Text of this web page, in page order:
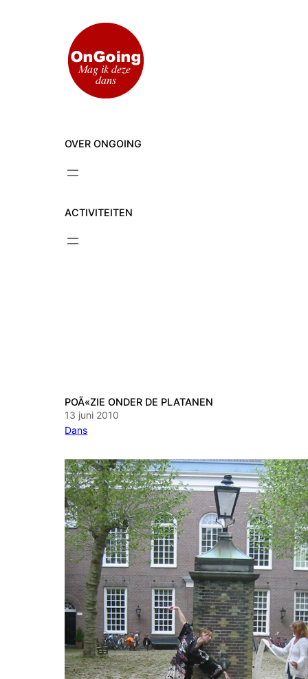
OVER ONGOING
ACTIVITEITEN
POÃ«ZIE ONDER DE PLATANEN
13 juni 2010
Dans